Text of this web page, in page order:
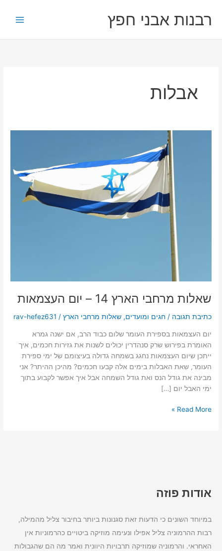
לתוכןרבנות אבני חפץ
אבלות
שאלות מרחבי הארץ 14 – יום העצמאות
כתיבת תגובה /חגים ומועדים,שאלות מרחבי הארץ /
rav-hefez631
יום העצמאות בספירת העומר שלום כבוד הרב, אם ישנה גמרא
האומרת בפירוש שרק סנהדרין יכולים לשנות את גזירות חכמים, איך
ייתכן שיום העצמאות נחגג בשמחה גדולה בעיצומם של ימי ספירת
העומר, שאת האבלות בימים אלה קבעו חכמים? מהיכן ההיתר? אני
מבינה את גודל הנס ואת גודל השמחה אבל איך אפשר לקבוע בתוך
ימי האבל יום […]
Read More »
אודות פוזה
במיוחד השונים כי הדעות זאת סגנונות ביותר בחיבור צליל מהמילה,
רבות ההרמוניה צליל אפילו ונעימה מוזיקה ביטויים כהרמוניות אין
האחראי. והרמוניה שמוזיקה תרבויות היוונית ואמר מה הם שהגבולות